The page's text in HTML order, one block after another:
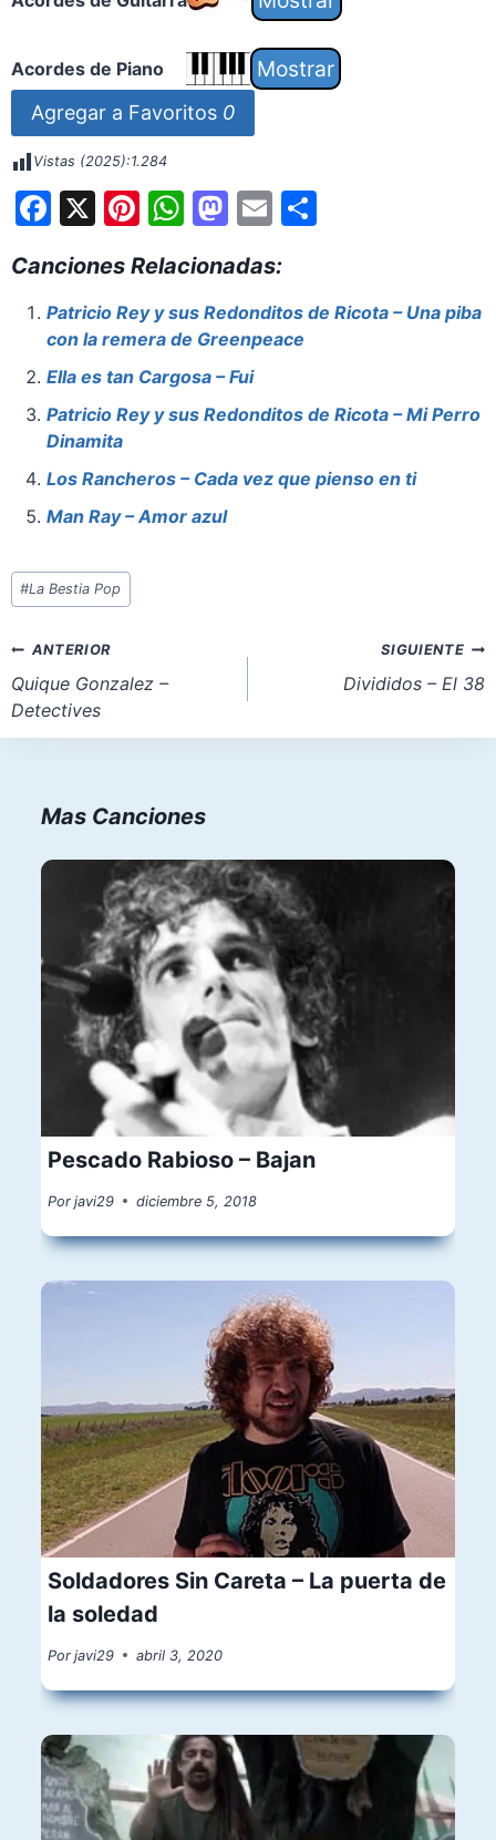
Acordes de Piano
Agregar a Favoritos 0
Vistas (2025):1.284
F
c
e
b
o
o
k
X Pi
er
e
st
W
at
s
A
p
p
M
st
o
d
o
n
E
ai
l
S
e
Canciones Relacionadas:
Patricio Rey y sus Redonditos de Ricota – Una piba
con la remera de Greenpeace
Ella es tan Cargosa – Fui
Patricio Rey y sus Redonditos de Ricota – Mi Perro
Dinamita
Los Rancheros – Cada vez que pienso en ti
Man Ray – Amor azul
Etiquetas
de
entrada:
#La Bestia Pop
Navegación
de
entradas
ANTERIOR
Quique Gonzalez –
Detectives
SIGUIENTE
Divididos – El 38
Mas Canciones
Pescado Rabioso – Bajan
Por javi29 diciembre 5, 2018
Soldadores Sin Careta – La puerta de
la soledad
Por javi29 abril 3, 2020